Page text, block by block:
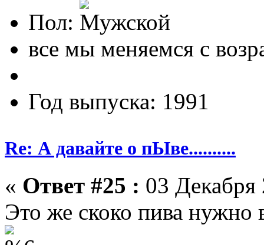
Пол:
все мы меняемся с
Год выпуска: 1991
Re: А давайте о пЫве..........
« Ответ #25 : 03
Это же скоко пива